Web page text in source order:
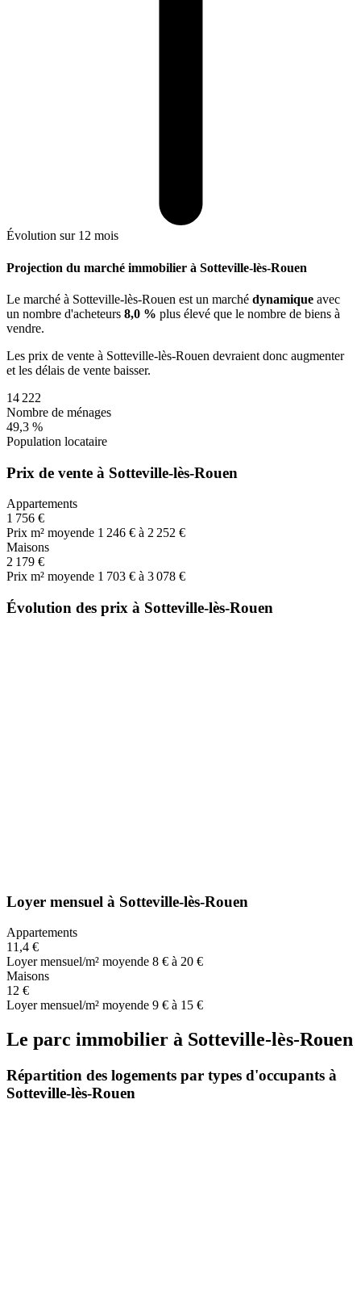
Évolution sur 12 mois
Projection du marché immobilier à Sotteville-lès-Rouen
Le marché à Sotteville-lès-Rouen est un marché dynamique avec
un nombre d'acheteurs 8,0 % plus élevé que le nombre de biens à
vendre.
Les prix de vente à Sotteville-lès-Rouen devraient donc augmenter
et les délais de vente baisser.
14 222
Nombre de ménages
49,3 %
Population locataire
Prix de vente à Sotteville-lès-Rouen
Appartements
1 756 €
Prix m² moyende 1 246 € à 2 252 €
Maisons
2 179 €
Prix m² moyende 1 703 € à 3 078 €
Évolution des prix à Sotteville-lès-Rouen
Loyer mensuel à Sotteville-lès-Rouen
Appartements
11,4 €
Loyer mensuel/m² moyende 8 € à 20 €
Maisons
12 €
Loyer mensuel/m² moyende 9 € à 15 €
Le parc immobilier à Sotteville-lès-Rouen
Répartition des logements par types d'occupants à
Sotteville-lès-Rouen